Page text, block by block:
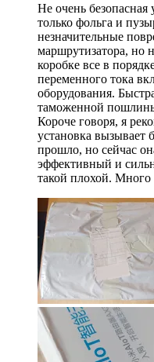
Не очень безопасная
только фольга и
незначительные
маршрутизатора, но
коробке все в
переменного тока
оборудования.
таможенной
Короче говоря, я
установка вызывает
прошло, но сейчас
эффективный и
такой плохой. Много